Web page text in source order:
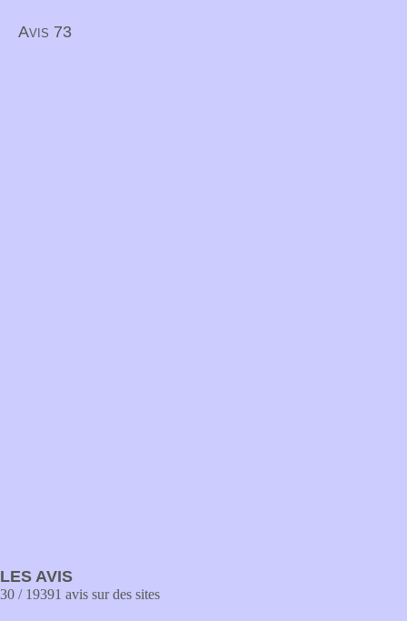
Avis 73
LES AVIS
30 / 19391 avis sur des sites